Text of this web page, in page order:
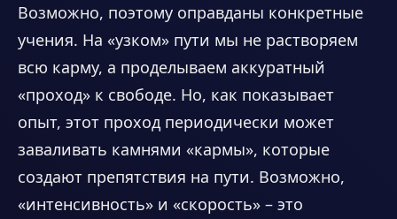
Возможно, поэтому оправданы конкретные
учения. На «узком» пути мы не растворяем
всю карму, а проделываем аккуратный
«проход» к свободе. Но, как показывает
опыт, этот проход периодически может
заваливать камнями «кармы», которые
создают препятствия на пути. Возможно,
«интенсивность» и «скорость» – это